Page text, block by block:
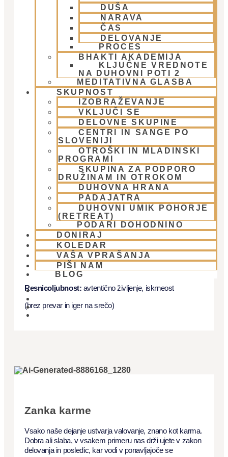
DUŠA
NARAVA
ČAS
DELOVANJE
PROCES
BHAKTI AKADEMIJA
KLJUČNE VREDNOTE
NA DUHOVNI POTI 2
MEDITATIVNA GLASBA
SKUPNOST
IZOBRAŽEVANJE
VKLJUČI SE
DELOVNE SKUPINE
CENTRI IN SANGE PO
SLOVENIJI
OTROŠKI IN MLADINSKI
PROGRAMI
SKUPINA ZA PODPORO
DRUŽINAM IN OTROKOM
DUHOVNA HRANA
PADAJATRA
DUHOVNI UMIK POHORJE
(RETREAT)
PODARI DOHODNINO
DONIRAJ
KOLEDAR
VAŠA VPRAŠANJA
PIŠI NAM
BLOG
notranjemu miru in izpolnitvi.
Stebri čistega življenja
Sočutje: sočutje drug do drugega in do živali
(nenansilnost in vegetarijanstvo)
Odrekanje:opuščanje nezdravih navad
(opojne substance)
Čistost: čistost telesa, uma in duše, zdravi odnosi
(spolnost znotraj zakona)
Resnicoljubnost: avtentično življenje, iskrneost
(brez prevar in iger na srečo)
Zanka karme
Vsako naše dejanje ustvarja valovanje, znano kot karma.
Dobra ali slaba, v vsakem primeru nas drži ujete v zakon
delovanja in posledic, kar vodi v ponavljajoče se